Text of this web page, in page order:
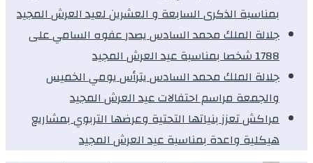
بمناسبة الذكرى السابعة و العشرين لعيد العرش المجيد
جلالة الملك محمد السادس يصدر عفوه السامي على
1788 شخصا بمناسبة عيد العرش المجيد
جلالة الملك محمد السادس يترأس يومي الخميس
والجمعة مراسم احتفالات عيد العرش المجيد
مراكش تعزز بنياتها التحتية وعرضها التربوي بمشاريع
هيكلية واعدة بمناسبة عيد العرش المجيد